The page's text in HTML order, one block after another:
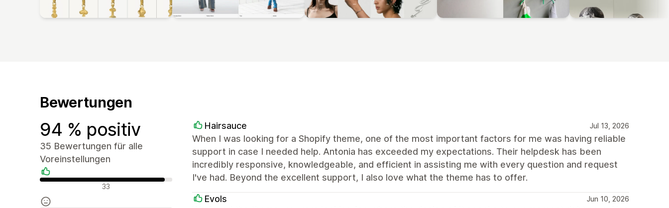
Bewertungen
94 % positiv
35 Bewertungen für alle
Voreinstellungen
Positive Bewertungen
33
Hairsauce Jul 13, 2026
When I was looking for a Shopify theme, one of the most important factors for me was having reliable
support in case I needed help. Antonia has exceeded my expectations. Their helpdesk has been
incredibly responsive, knowledgeable, and efficient in assisting me with every question and request
I've had. Beyond the excellent support, I also love what the theme has to offer.
Evols Jun 10, 2026